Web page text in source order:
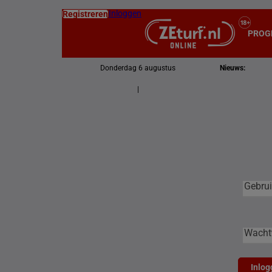
RegistrerenInloggen
Donderdag 6 augustus Nieuws: